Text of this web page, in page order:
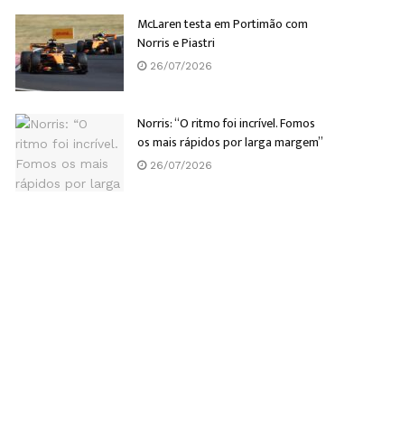
McLaren testa em Portimão com
Norris e Piastri
26/07/2026
Norris: “O ritmo foi incrível. Fomos
os mais rápidos por larga margem”
26/07/2026